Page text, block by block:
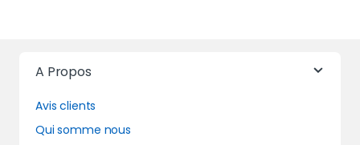
A Propos
Avis clients
Qui somme nous